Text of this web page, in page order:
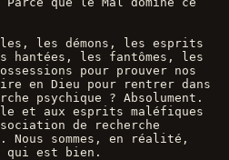
les démons, les esprits
hantées, les fantômes, les
pour prouver nos
en Dieu pour rentrer dans
psychique ? Absolument.
et aux esprits maléfiques
de recherche
Nous sommes, en réalité,
qui est bien.